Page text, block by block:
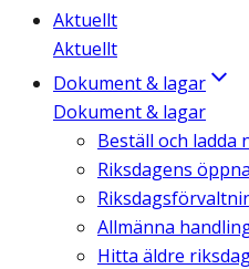
Aktuellt
Aktuellt
Dokument & lagar
Dokument & lagar
Beställ och ladda
Riksdagens
Allmänna
Hitta äldre